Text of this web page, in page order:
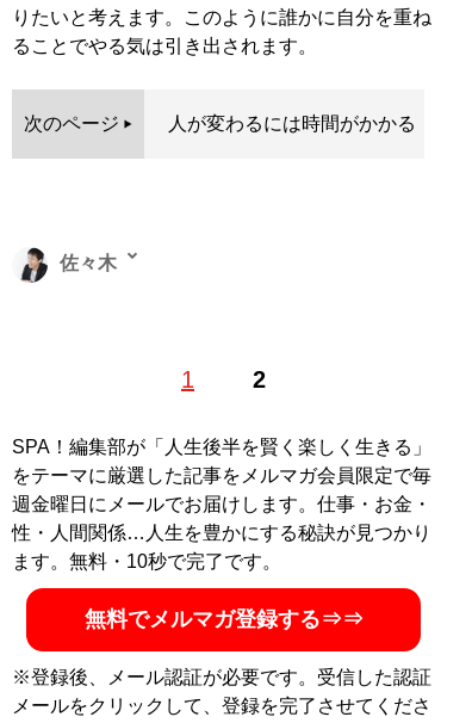
りたいと考えます。このように誰かに自分を重ね
ることでやる気は引き出されます。
次のページ 人が変わるには時間がかかる
1 2
佐々木
ーチングを提唱。カイロプラクティック治療院のオーナ
の事務局長、心臓外科の部長など、さまざまな業種にク
ライアントを持つ。現在はコーチング業の傍ら、オンラ
インサロンを運営中。ブログ「星を辿る 」。著書 『人生
を変えるマインドレコーディング』
（扶桑社）が発売中
『人生を変えるマインドレコーディング
人はなぜ続けることができないのか？ 続けるには
SPA！編集部が「人生後半を賢く楽しく生きる」
をテーマに厳選した記事をメルマガ会員限定で毎
週金曜日にメールでお届けします。仕事・お金・
性・人間関係…人生を豊かにする秘訣が見つかり
ます。無料・10秒で完了です。
無料でメルマガ登録する⇒⇒
※登録後、メール認証が必要です。受信した認証
メールをクリックして、登録を完了させてくださ